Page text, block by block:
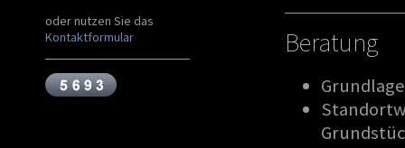
oder nutzen Sie das
Kontaktformular
Beratung